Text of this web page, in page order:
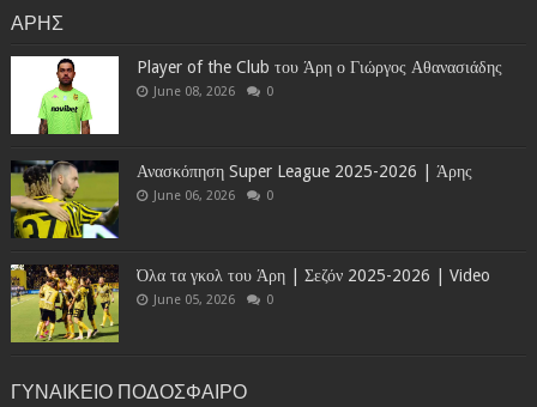
ΑΡΗΣ
Player of the Club του Άρη ο Γιώργος Αθανασιάδης
June 08, 2026 0
Ανασκόπηση Super League 2025-2026 | Άρης
June 06, 2026 0
Όλα τα γκολ του Άρη | Σεζόν 2025-2026 | Video
June 05, 2026 0
ΓΥΝΑΙΚΕΙΟ ΠΟΔΟΣΦΑΙΡΟ